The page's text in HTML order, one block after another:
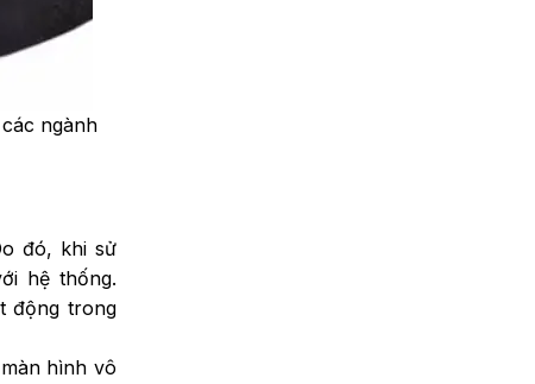
ngành
đó, khi sử
hệ thống.
động trong
hình vô